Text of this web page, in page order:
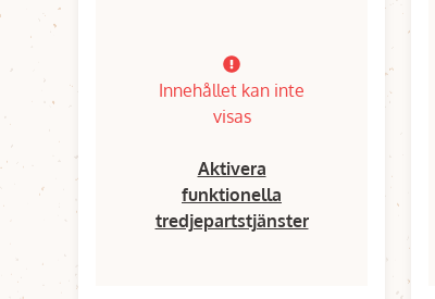
Innehållet kan inte
visas
Aktivera
funktionella
tredjepartstjänster